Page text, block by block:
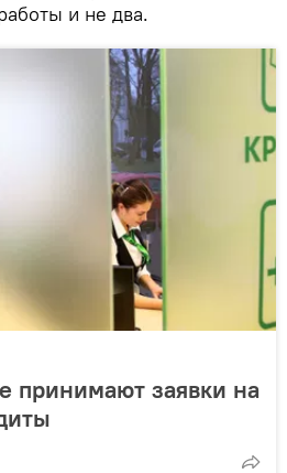
и не два.
принимают заявки на